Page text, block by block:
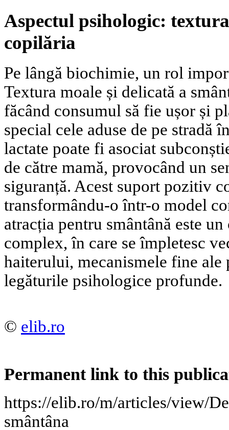
Aspectul psihologic:
copilăria
Pe lângă biochimie, un rol
Textura moale și delicată a
făcând consumul să fie ușor și
special cele aduse de pe stradă
lactate poate fi asociat
de către mamă, provocând un
siguranță. Acest suport pozitiv
transformându-o într-o model
atracția pentru smântână este
complex, în care se împletesc
haiterului, mecanismele fine ale
legăturile psihologice profunde.
© elib.ro
Permanent link to this
https://elib.ro/m/articles/view/
smântâna